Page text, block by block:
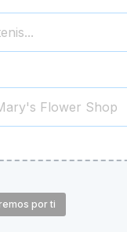
por ti